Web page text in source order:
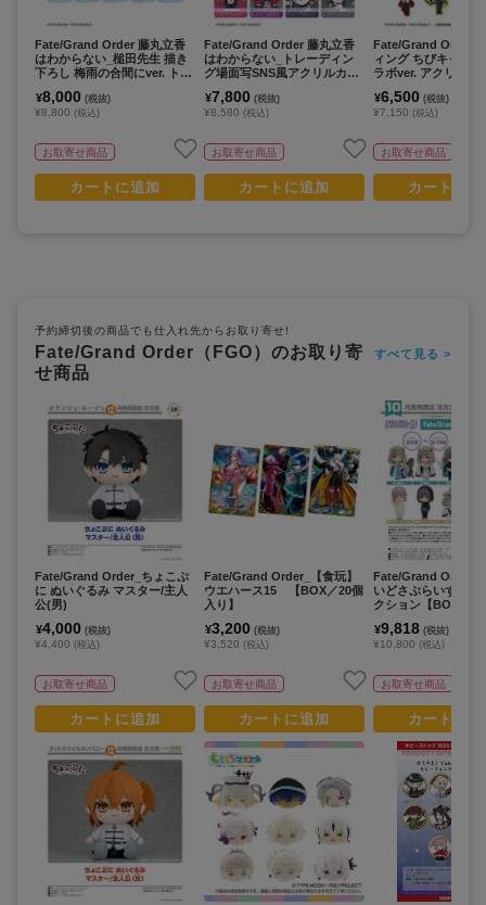
Fate/Grand Order 藤丸立香
はわからない_槌田先生 描き
下ろし 梅雨の合間にver. トレ
(単位/コンプリートBOX)【B
OX/10パック入り】
¥8,000 (税抜)
¥8,800 (税込)
お取寄せ商品
カートに追加
Fate/Grand Order 藤丸立香
はわからない_トレーディン
グ場面写SNS風アクリルカー
【BOX/12パック入り】
¥7,800 (税抜)
¥8,580 (税込)
お取寄せ商品
カートに追加
Fate/Grand Order_
ィング ちびキャラ
ラボver. アクリルキ
【BOX／10パック
¥6,500 (税抜)
¥7,150 (税込)
お取寄せ商品
カートに
予約締切後の商品でも仕入れ先からお取り寄せ!
Fate/Grand Order（FGO）のお取り寄
せ商品
すべて見る >
Fate/Grand Order_ちょこぷ
に ぬいぐるみ マスター/主人
公(男)
¥4,000 (税抜)
¥4,400 (税込)
お取寄せ商品
カートに追加
Fate/Grand Order_【食玩】
ウエハース15 【BOX／20個
入り】
¥3,200 (税抜)
¥3,520 (税込)
お取寄せ商品
カートに追加
Fate/Grand Order_
いどさぷらいず オ
クション【BOX/6個
¥9,818 (税抜)
¥10,800 (税込)
お取寄せ商品
カートに